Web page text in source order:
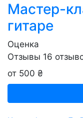
Мастер-
гитаре
Оценка
Отзывы 16
от 500 ₴